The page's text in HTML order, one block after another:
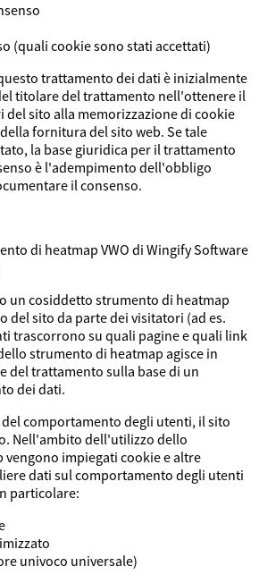
(quali cookie sono stati accettati)
trattamento dei dati è inizialmente
titolare del trattamento nell'ottenere il
del sito alla memorizzazione di cookie
fornitura del sito web. Se tale
la base giuridica per il trattamento
è l'adempimento dell'obbligo
il consenso.
di heatmap VWO di Wingify Software
un cosiddetto strumento di heatmap
del sito da parte dei visitatori (ad es.
trascorrono su quali pagine e quali link
strumento di heatmap agisce in
del trattamento sulla base di un
dei dati.
comportamento degli utenti, il sito
Nell'ambito dell'utilizzo dello
impiegati cookie e altre
dati sul comportamento degli utenti
particolare:
univoco universale)